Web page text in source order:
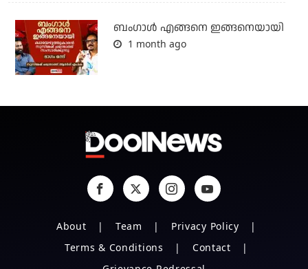
ബം​ഗാൾ എങ്ങനെ ഇങ്ങനെയായി
1 month ago
About Team
Privacy Policy
Terms & Conditions
Contact